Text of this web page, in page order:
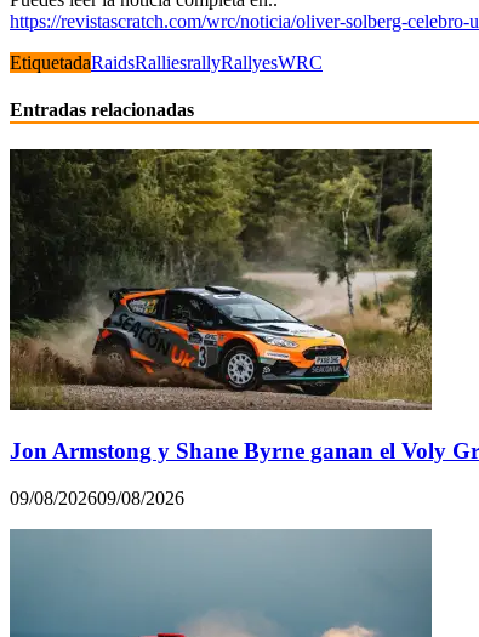
https://revistascratch.com/wrc/noticia/oliver-solberg-
EtiquetadaRaidsRalliesrallyRallyesWRC
Entradas relacionadas
Jon Armstong y Shane Byrne ganan el Voly
09/08/202609/08/2026